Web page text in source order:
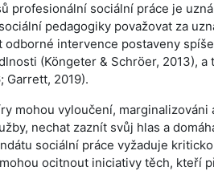
profesionální sociální práce je
pedagogiky považovat za
intervence postaveny
(Köngeter & Schröer, 2013),
Garrett, 2019).
mohou vyloučení,
nechat zaznít svůj hlas a
sociální práce vyžaduje
ocitnout iniciativy těch, kteří